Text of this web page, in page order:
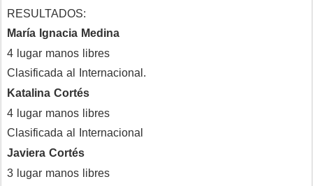
RESULTADOS:
María Ignacia Medina
4 lugar manos libres
Clasificada al Internacional.
Katalina Cortés
4 lugar manos libres
Clasificada al Internacional
Javiera Cortés
3 lugar manos libres